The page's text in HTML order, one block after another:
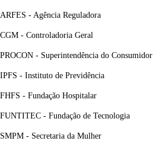
ARFES - Agência Reguladora
CGM - Controladoria Geral
PROCON - Superintendência do Consumidor
IPFS - Instituto de Previdência
FHFS - Fundação Hospitalar
FUNTITEC - Fundação de Tecnologia
SMPM - Secretaria da Mulher